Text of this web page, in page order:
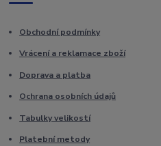
Obchodní podmínky
Vrácení a reklamace zboží
Doprava a platba
Ochrana osobních údajů
Tabulky velikostí
Platební metody